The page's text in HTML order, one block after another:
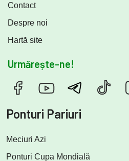
Contact
Despre noi
Hartă site
Urmărește-ne!
Ponturi Pariuri
Meciuri Azi
Ponturi Cupa Mondială